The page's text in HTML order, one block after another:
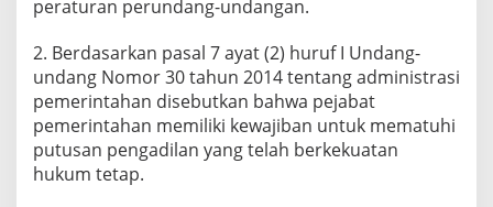
peraturan perundang-undangan.
2. Berdasarkan pasal 7 ayat (2) huruf I Undang-
undang Nomor 30 tahun 2014 tentang administrasi
pemerintahan disebutkan bahwa pejabat
pemerintahan memiliki kewajiban untuk mematuhi
putusan pengadilan yang telah berkekuatan
hukum tetap.